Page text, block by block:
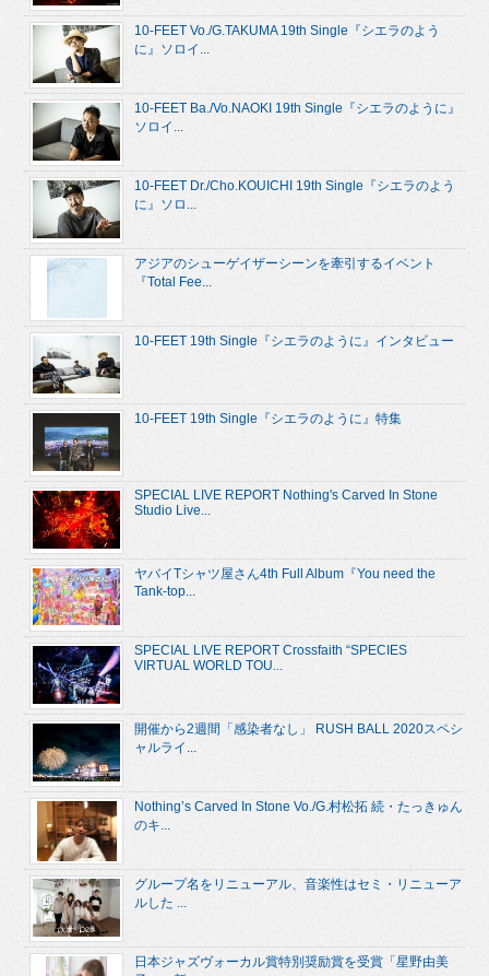
10-FEET Vo./G.TAKUMA 19th Single『シエラのよう
に』ソロイ...
10-FEET Ba./Vo.NAOKI 19th Single『シエラのように』
ソロイ...
10-FEET Dr./Cho.KOUICHI 19th Single『シエラのよう
に』ソロ...
アジアのシューゲイザーシーンを牽引するイベント
『Total Fee...
10-FEET 19th Single『シエラのように』インタビュー
10-FEET 19th Single『シエラのように』特集
SPECIAL LIVE REPORT Nothing's Carved In Stone
Studio Live...
ヤバイTシャツ屋さん4th Full Album『You need the
Tank-top...
SPECIAL LIVE REPORT Crossfaith “SPECIES
VIRTUAL WORLD TOU...
開催から2週間「感染者なし」 RUSH BALL 2020スペシ
ャルライ...
Nothing’s Carved In Stone Vo./G.村松拓 続・たっきゅん
のキ...
グループ名をリニューアル、音楽性はセミ・リニューア
ルした ...
日本ジャズヴォーカル賞特別奨励賞を受賞「星野由美